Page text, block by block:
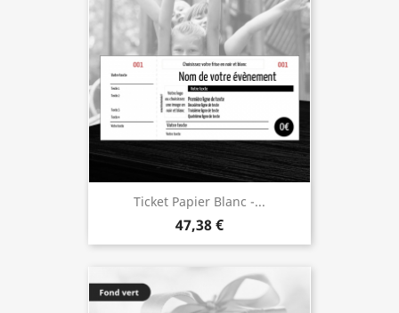
Ticket Papier Blanc -...
47,38 €